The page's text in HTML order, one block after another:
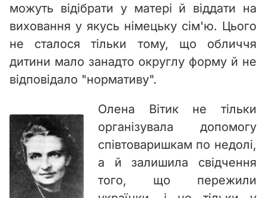
можуть відібрати у матері й віддати на
виховання у якусь німецьку сім'ю. Цього
не сталося тільки тому, що обличчя
дитини мало занадто округлу форму й не
відповідало "нормативу".
Олена Вітик не тільки
організувала допомогу
співтоваришкам по недолі,
а й залишила свідчення
того, що пережили